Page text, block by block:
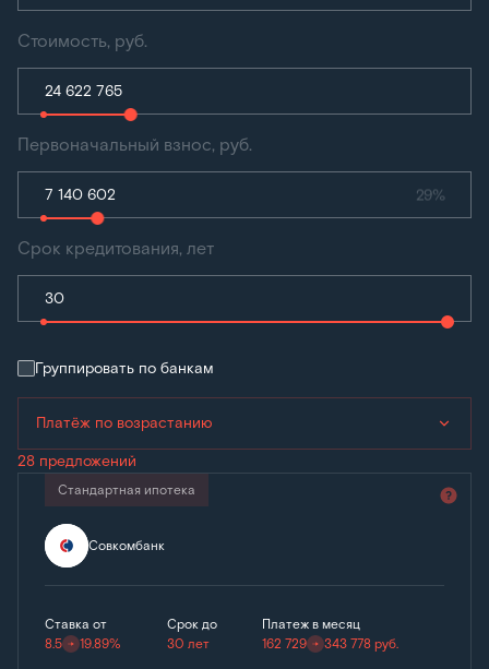
Стоимость, руб.
Первоначальный взнос, руб.
29%
Срок кредитования, лет
Группировать по банкам
Платёж по возрастанию
28 предложений
Стандартная ипотека
Совкомбанк
Ставка от
8.5
19.89%
Срок до
30 лет
Платеж в месяц
162 729
343 778руб.